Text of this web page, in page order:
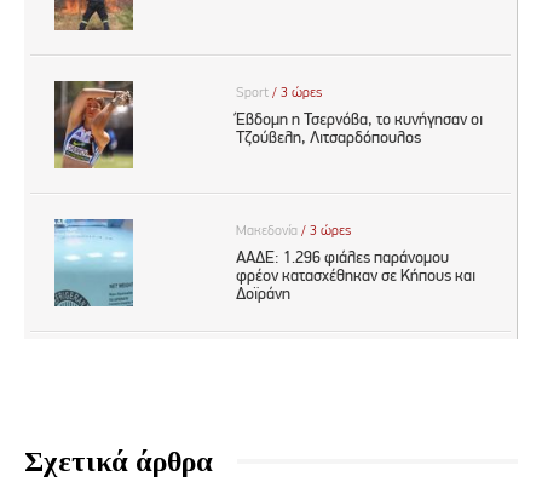
Σχετικά άρθρα